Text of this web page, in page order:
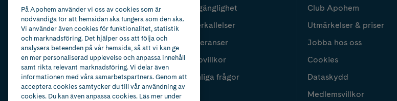
Tillgänglighet
Återkallelser
Leveranser
Köpvillkor
Vanliga frågor
Club Apohem
Utmärkelser & priser
Jobba hos oss
Cookies
Dataskydd
Medlemsvillkor
På Apohem använder vi oss av cookies som är
nödvändiga för att hemsidan ska fungera som den ska.
Vi använder även cookies för funktionalitet, statistik
och marknadsföring. Det hjälper oss att följa och
analysera beteenden på vår hemsida, så att vi kan ge
en mer personaliserad upplevelse och anpassa innehåll
samt rikta relevant marknadsföring. Vi delar även
informationen med våra samarbetspartners. Genom att
acceptera cookies samtycker du till vår användning av
cookies. Du kan även anpassa cookies. Läs mer under